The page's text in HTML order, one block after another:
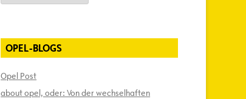
OPEL-BLOGS
Opel Post
about opel, oder: Von der wechselhaften